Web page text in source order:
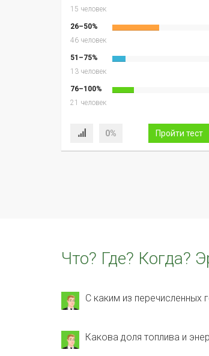
15 человек
26–50%
46 человек
51–75%
13 человек
76–100%
21 человек
0% Пройти тест
Что? Где? Когда?
С каким из перечисленных
Какова доля топлива и